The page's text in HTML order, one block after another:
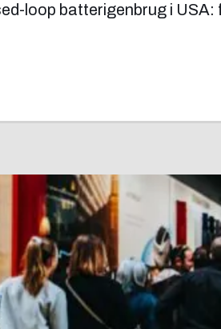
loop batterigenbrug i USA: